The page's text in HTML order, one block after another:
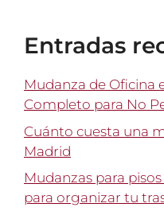
Entradas
Mudanza de Oficina
Completo para No
Cuánto cuesta una
Madrid
Mudanzas para
para organizar tu